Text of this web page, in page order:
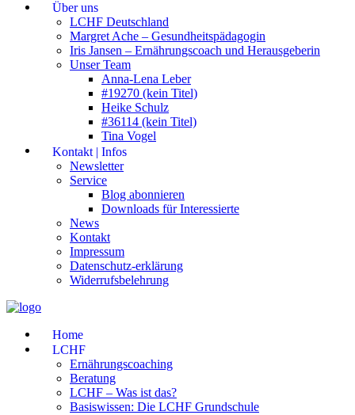
Über uns
LCHF Deutschland
Margret Ache – Gesundheitspädagogin
Iris Jansen – Ernährungscoach und Herausgeberin
Unser Team
Anna-Lena Leber
#19270 (kein Titel)
Heike Schulz
#36114 (kein Titel)
Tina Vogel
Kontakt | Infos
Newsletter
Service
Blog abonnieren
Downloads für Interessierte
News
Kontakt
Impressum
Datenschutz-erklärung
Widerrufsbelehrung
Home
LCHF
Ernährungscoaching
Beratung
LCHF – Was ist das?
Basiswissen: Die LCHF Grundschule